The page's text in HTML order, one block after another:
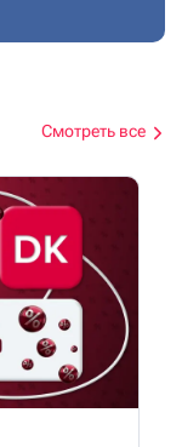
Смотреть все